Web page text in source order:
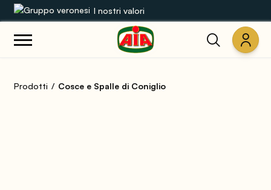
I nostri valori
Ricette
Prodotti Cosce e Spalle di Coniglio